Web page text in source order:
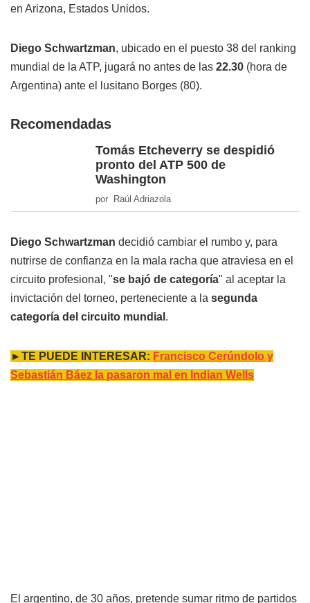
en Arizona, Estados Unidos.
Diego Schwartzman, ubicado en el puesto 38 del ranking
mundial de la ATP, jugará no antes de las 22.30 (hora de
Argentina) ante el lusitano Borges (80).
Recomendadas
Tomás Etcheverry se despidió
pronto del ATP 500 de
Washington
por Raúl Adriazola
Diego Schwartzman decidió cambiar el rumbo y, para
nutrirse de confianza en la mala racha que atraviesa en el
circuito profesional, "se bajó de categoría" al aceptar la
invictación del torneo, perteneciente a la segunda
categoría del circuito mundial .
►TE PUEDE INTERESAR: Francisco Cerúndolo y
Sebastián Báez la pasaron mal en Indian Wells
El argentino, de 30 años, pretende sumar ritmo de partidos